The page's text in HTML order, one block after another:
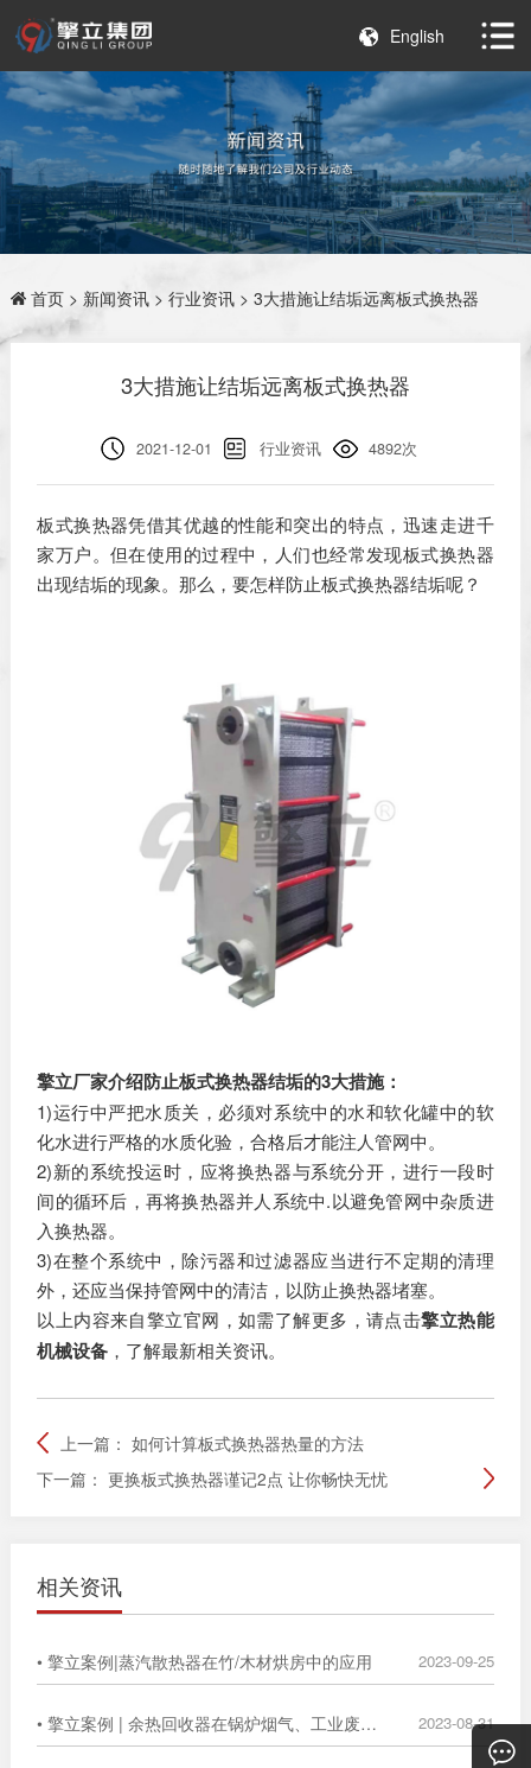
English
首页> 新闻资讯> 行业资讯> 3大措施让结垢远离板式换热器
3大措施让结垢远离板式换热器
2021-12-01 行业资讯 4892次
板式换热器凭借其优越的性能和突出的特点，迅速走进千
家万户。但在使用的过程中，人们也经常发现板式换热器
出现结垢的现象。那么，要怎样防止板式换热器结垢呢？
擎立厂家介绍防止板式换热器结垢的3大措施：
1)运行中严把水质关，必须对系统中的水和软化罐中的软
化水进行严格的水质化验，合格后才能注人管网中。
2)新的系统投运时，应将换热器与系统分开，进行一段时
间的循环后，再将换热器并人系统中.以避免管网中杂质进
入换热器。
3)在整个系统中，除污器和过滤器应当进行不定期的清理
外，还应当保持管网中的清洁，以防止换热器堵塞。
以上内容来自擎立官网，如需了解更多，请点击擎立热能
机械设备 ，了解最新相关资讯。
上一篇： 如何计算板式换热器热量的方法
下一篇： 更换板式换热器谨记2点 让你畅快无忧
相关资讯
• 擎立案例|蒸汽散热器在竹/木材烘房中的应用 2023-09-25
• 擎立案例 | 余热回收器在锅炉烟气、工业废气中的广泛应用 2023-08-31